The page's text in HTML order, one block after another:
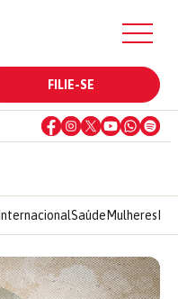
FILIE-SE
InternacionalSaúde Mulheres